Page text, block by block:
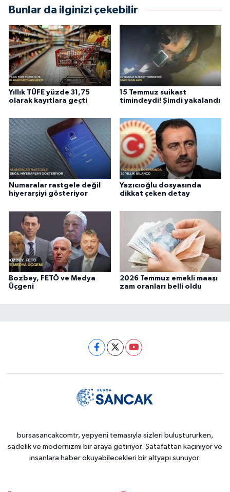
Bunlar da ilginizi çekebilir
Yıllık TÜFE yüzde 31,75
olarak kayıtlara geçti
15 Temmuz suikast
timindeydi! Şimdi yakalandı
Numaralar rastgele değil
hiyerarşiyi gösteriyor
Yazıcıoğlu dosyasında
dikkat çeken detay
Bozbey, FETÖ ve Medya
Üçgeni
2026 Temmuz emekli maaşı
zam oranları belli oldu
bursasancakcomtr, yepyeni temasıyla sizleri buluştururken,
sadelik ve modernizmi bir araya getiriyor. Şatafattan kaçınıyor ve
insanlara haber okuyabilecekleri bir altyapı sunuyor.